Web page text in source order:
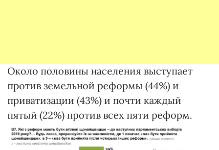
Около половины населения выступает
против земельной реформы (44%) и
приватизации (43%) и почти каждый
пятый (22%) против всех пяти реформ.